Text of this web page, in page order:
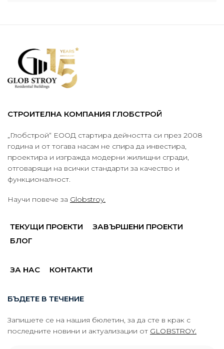
СТРОИТЕЛНА КОМПАНИЯ ГЛОБСТРОЙ
„Глобстрой“ ЕООД стартира дейността си през 2008
година и от тогава насам не спира да инвестира,
проектира и изгражда модерни жилищни сгради,
отговарящи на всички стандарти за качество и
функционалност.
Научи повече за Globstroy.
ТЕКУЩИ ПРОЕКТИ
ЗАВЪРШЕНИ ПРОЕКТИ
БЛОГ
ЗА НАС КОНТАКТИ
БЪДЕТЕ В ТЕЧЕНИЕ
Запишете се на нашия бюлетин, за да сте в крак с
последните новини и актуализации от GLOBSTROY.